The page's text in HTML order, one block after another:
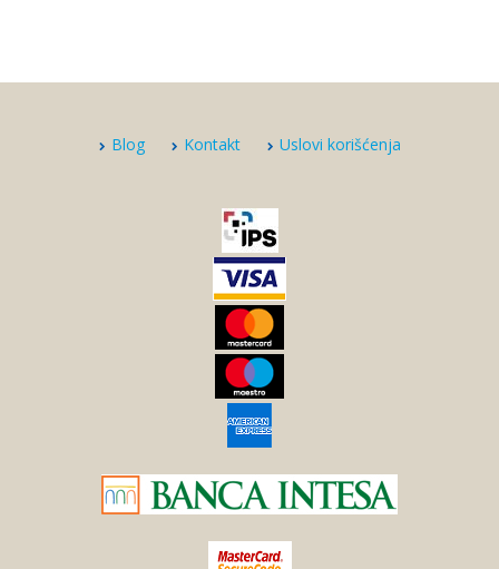
Blog Kontakt Uslovi korišćenja